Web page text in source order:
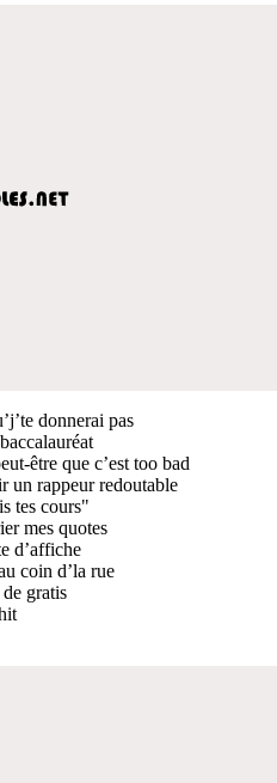
donnerai pas
être que c’est too bad
un rappeur redoutable
tes cours"
mes quotes
d’affiche
coin d’la rue
gratis